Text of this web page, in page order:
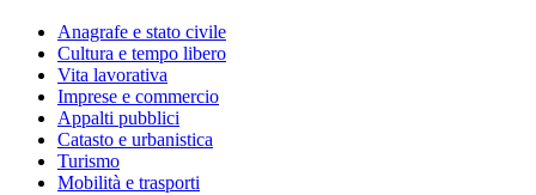
Anagrafe e stato civile
Cultura e tempo libero
Vita lavorativa
Imprese e commercio
Appalti pubblici
Catasto e urbanistica
Turismo
Mobilità e trasporti